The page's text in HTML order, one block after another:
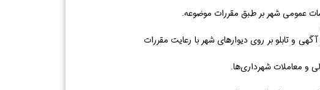
و تابلو بر روی دیوار‌های شهر با رعایت مقررات